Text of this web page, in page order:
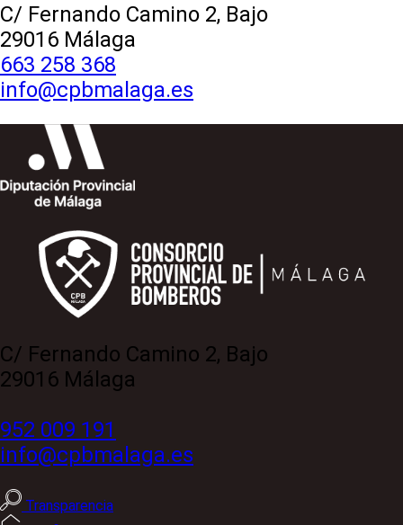
C/ Fernando Camino 2, Bajo
29016 Málaga
663 258 368
info@cpbmalaga.es
C/ Fernando Camino 2, Bajo
29016 Málaga
952 009 191
info@cpbmalaga.es
Transparencia